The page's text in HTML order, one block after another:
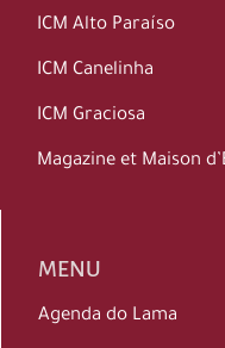
ICM Alto Paraíso
ICM Canelinha
ICM Graciosa
Magazine et Maison
MENU
Agenda do Lama